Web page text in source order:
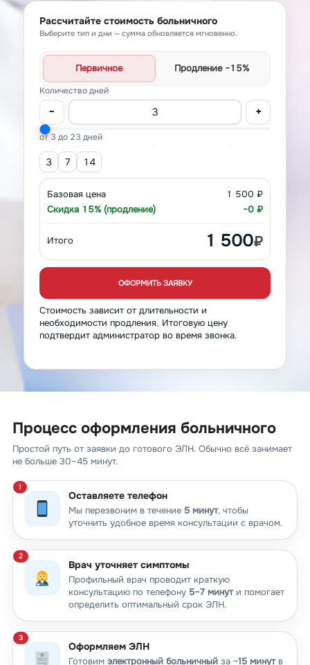
Рассчитайте стоимость больничного
Выберите тип и дни — сумма обновляется мгновенно.
Первичное Продление −15%
Количество дней
− +
от 3 до 23 дней
3 7 14
Базовая цена
1 500 ₽
Скидка 15% (продление)
−0 ₽
Итого 1 500₽
ОФОРМИТЬ ЗАЯВКУ
Стоимость зависит от длительности и
необходимости продления. Итоговую цену
подтвердит администратор во время звонка.
Процесс оформления больничного
Простой путь от заявки до готового ЭЛН. Обычно всё занимает
не больше 30–45 минут.
Оставляете телефон
Мы перезвоним в течение 5 минут, чтобы
уточнить удобное время консультации с врачом.
Врач уточняет симптомы
Профильный врач проводит краткую
консультацию по телефону 5–7 минути помогает
определить оптимальный срок ЭЛН.
Оформляем ЭЛН
Готовим электронный больничныйза ~15 минутв